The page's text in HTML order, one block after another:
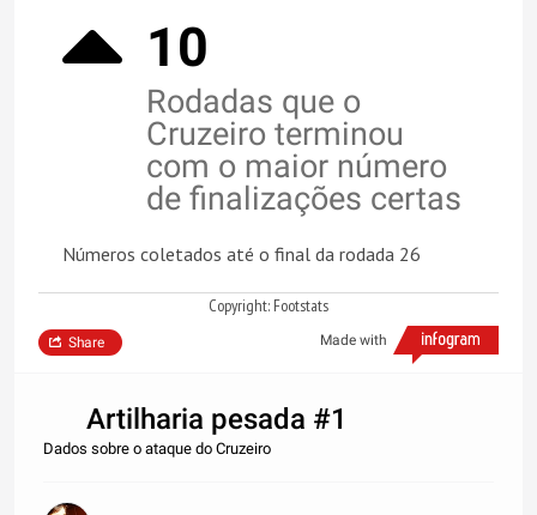
10
Rodadas que o
Cruzeiro terminou
com o maior número
de finalizações certas
Números coletados até o final da rodada 26
Copyright: Footstats
Made with
Share
Artilharia pesada #1
Dados sobre o ataque do Cruzeiro